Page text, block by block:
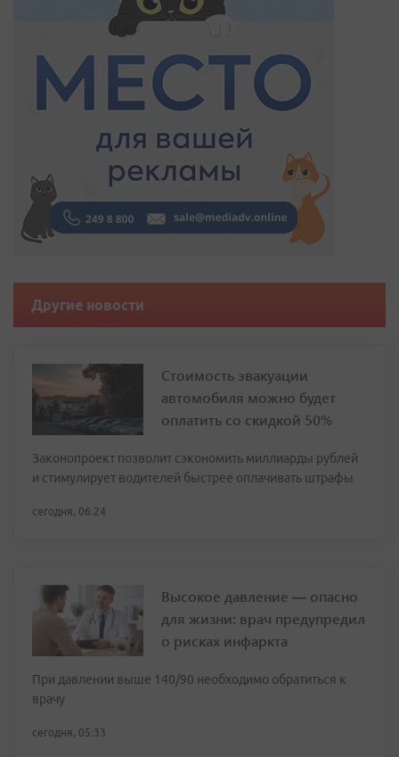
Другие новости
Стоимость эвакуации
автомобиля можно будет
оплатить со скидкой 50%
Законопроект позволит сэкономить миллиарды рублей
и стимулирует водителей быстрее оплачивать штрафы
сегодня, 06:24
Высокое давление — опасно
для жизни: врач предупредил
о рисках инфаркта
При давлении выше 140/90 необходимо обратиться к
врачу
сегодня, 05:33